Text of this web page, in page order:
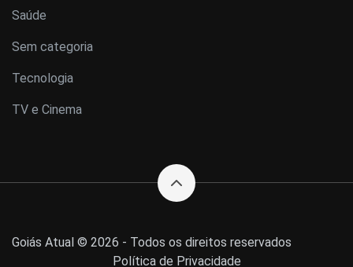
Saúde
Sem categoria
Tecnologia
TV e Cinema
Goiás Atual © 2026 - Todos os direitos reservados
Política de Privacidade